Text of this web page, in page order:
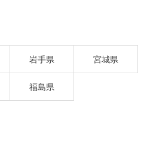
岩手県 宮城県
福島県